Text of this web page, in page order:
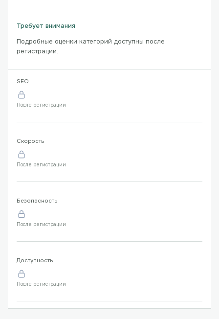
Требует внимания
Подробные оценки категорий доступны после
регистрации.
SEO
После регистрации
Скорость
После регистрации
Безопасность
После регистрации
Доступность
После регистрации